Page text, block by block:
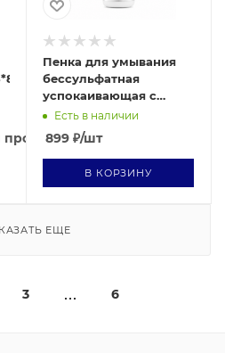
Пенка для умывания
бессульфатная
успокаивающая с
экстрактом
гамамелиса MILD
CLEANSING FOAM, 60
мл
Есть в наличии
899 ₽/шт
В КОРЗИНУ
ЕЩЕ
3 6